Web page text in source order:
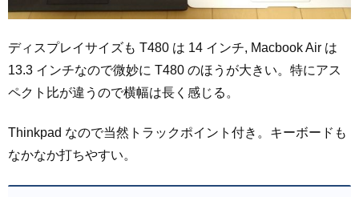
ディスプレイサイズも T480 は 14 インチ, Macbook Air は
13.3 インチなので微妙に T480 のほうが大きい。特にアス
ペクト比が違うので横幅は長く感じる。
Thinkpad なので当然トラックポイント付き。キーボードも
なかなか打ちやすい。